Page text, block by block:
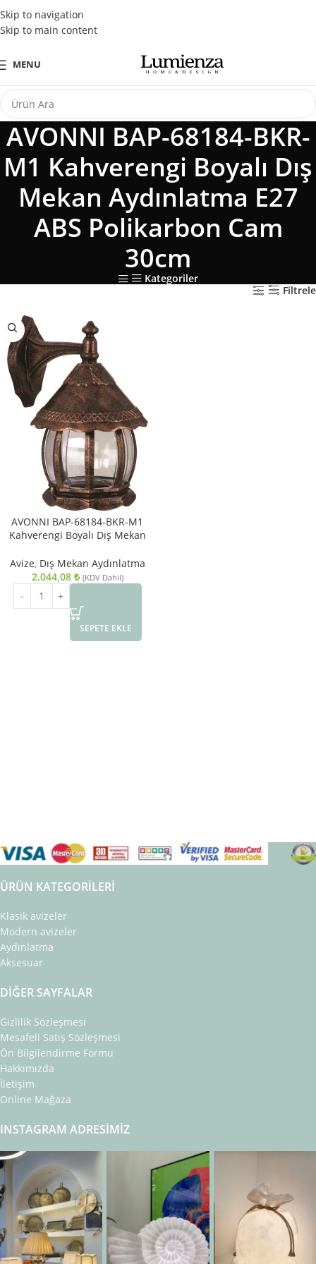
Skip to navigation
Skip to main content
Tüm Kredi Kartlarına Peşin Fiyatına 3 Taksit Fırsatı
MENU
AVONNI BAP-68184-BKR-
M1 Kahverengi Boyalı Dış
Mekan Aydınlatma E27
ABS Polikarbon Cam
30cm
Kategoriler
Filtrele
AVONNI BAP-68184-BKR-M1
Kahverengi Boyalı Dış Mekan
Cam 30cm
Avize, Dış Mekan Aydınlatma
2.044,08 ₺ (KDV Dahil)
SEPETE EKLE
ÜRÜN KATEGORILERI
Klasik avizeler
Modern avizeler
Aydınlatma
Aksesuar
DIĞER SAYFALAR
Gizlilik Sözleşmesi
Mesafeli Satış Sözleşmesi
Ön Bilgilendirme Formu
Hakkımızda
İletişim
Online Mağaza
INSTAGRAM ADRESIMIZ